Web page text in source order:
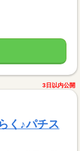
3日以内公開
く♪パチス